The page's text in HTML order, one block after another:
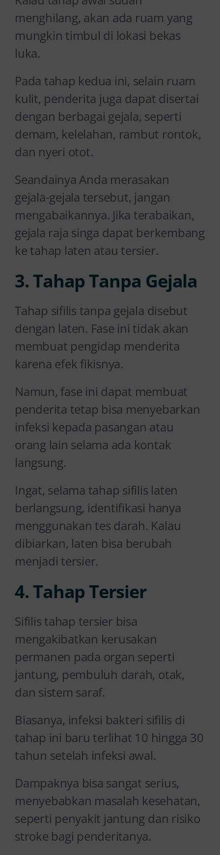
menghilang, akan ada ruam yang
mungkin timbul di lokasi bekas
luka.
Pada tahap kedua ini, selain ruam
kulit, penderita juga dapat disertai
dengan berbagai gejala, seperti
demam, kelelahan, rambut rontok,
dan nyeri otot.
Seandainya Anda merasakan
gejala-gejala tersebut, jangan
mengabaikannya. Jika terabaikan,
gejala raja singa dapat berkembang
ke tahap laten atau tersier.
3. Tahap Tanpa Gejala
Tahap sifilis tanpa gejala disebut
dengan laten. Fase ini tidak akan
membuat pengidap menderita
karena efek fikisnya.
Namun, fase ini dapat membuat
penderita tetap bisa menyebarkan
infeksi kepada pasangan atau
orang lain selama ada kontak
langsung.
Ingat, selama tahap sifilis laten
berlangsung, identifikasi hanya
menggunakan tes darah. Kalau
dibiarkan, laten bisa berubah
menjadi tersier.
4. Tahap Tersier
Sifilis tahap tersier bisa
mengakibatkan kerusakan
permanen pada organ seperti
jantung, pembuluh darah, otak,
dan sistem saraf.
Biasanya, infeksi bakteri sifilis di
tahap ini baru terlihat 10 hingga 30
tahun setelah infeksi awal.
Dampaknya bisa sangat serius,
menyebabkan masalah kesehatan,
seperti penyakit jantung dan risiko
stroke bagi penderitanya.